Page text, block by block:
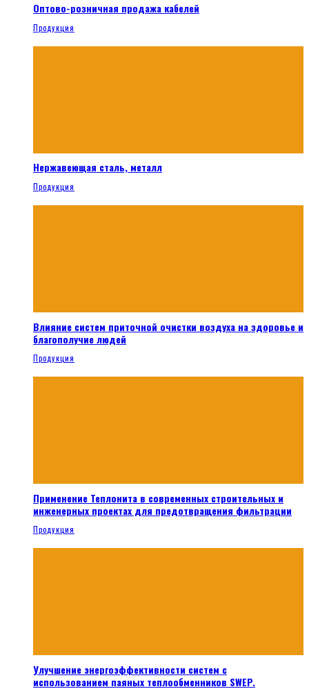
Оптово-розничная продажа кабелей
Продукция
Нержавеющая сталь, металл
Продукция
Влияние систем приточной очистки воздуха на здоровье и
благополучие людей
Продукция
Применение Теплонита в современных строительных и
инженерных проектах для предотвращения фильтрации
Продукция
Улучшение энергоэффективности систем с
использованием паяных теплообменников SWEP.